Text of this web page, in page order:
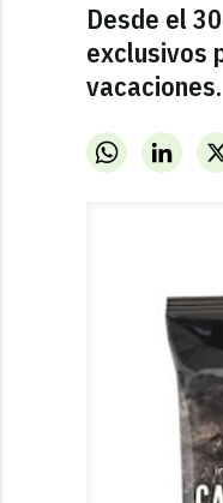
Desde el
exclusivos
vacaciones.
WhatsApp